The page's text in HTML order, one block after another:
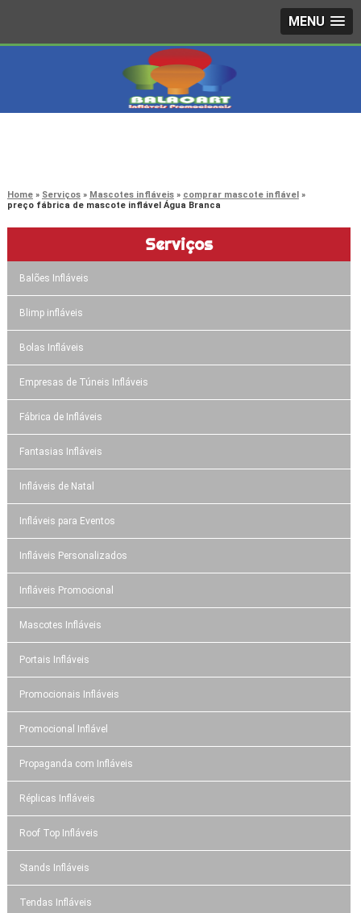
MENU
Home Serviços Mascotes infláveis
comprar mascote inflável
preço fábrica de mascote inflável Água Branca
Serviços
Balões Infláveis
Blimp infláveis
Bolas Infláveis
Empresas de Túneis Infláveis
Fábrica de Infláveis
Fantasias Infláveis
Infláveis de Natal
Infláveis para Eventos
Infláveis Personalizados
Infláveis Promocional
Mascotes Infláveis
Portais Infláveis
Promocionais Infláveis
Promocional Inflável
Propaganda com Infláveis
Réplicas Infláveis
Roof Top Infláveis
Stands Infláveis
Tendas Infláveis